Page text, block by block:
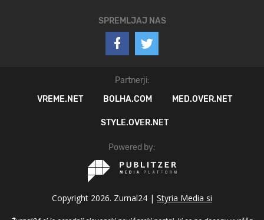
SPREMLJAJ NAS
Partnerji:
VREME.NET
BOLHA.COM MED.OVER.NET
STYLE.OVER.NET
Powered by:
Copyright 2026. Zurnal24 | Styria Media si